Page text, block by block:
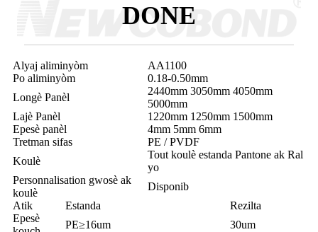
DONE
Alyaj aliminyòm
AA1100
Po aliminyòm
0.18-0.50mm
Longè Panèl
2440mm 3050mm 4050mm
5000mm
Lajè Panèl
1220mm 1250mm 1500mm
Epesè panèl
4mm 5mm 6mm
Tretman sifas
PE / PVDF
Koulè
Tout koulè estanda Pantone ak Ral
yo
Personnalisation gwosè ak
koulè
Disponib
Atik
Estanda
Rezilta
Epesè
PE≥16um
30um